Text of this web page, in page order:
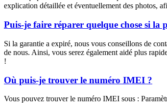
explication détaillée et éventuellement des photos,
Puis-je faire réparer quelque chose si la
Si la garantie a expiré, nous vous conseillons de
de nous. Ainsi, vous serez également aidé plus
!
Où puis-je trouver le numéro IMEI ?
Vous pouvez trouver le numéro IMEI sous :